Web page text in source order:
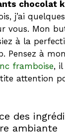
chocolat
j’ai
vous. Mon
à la
Pensez à mon
framboise, il
attention
des
ambiante